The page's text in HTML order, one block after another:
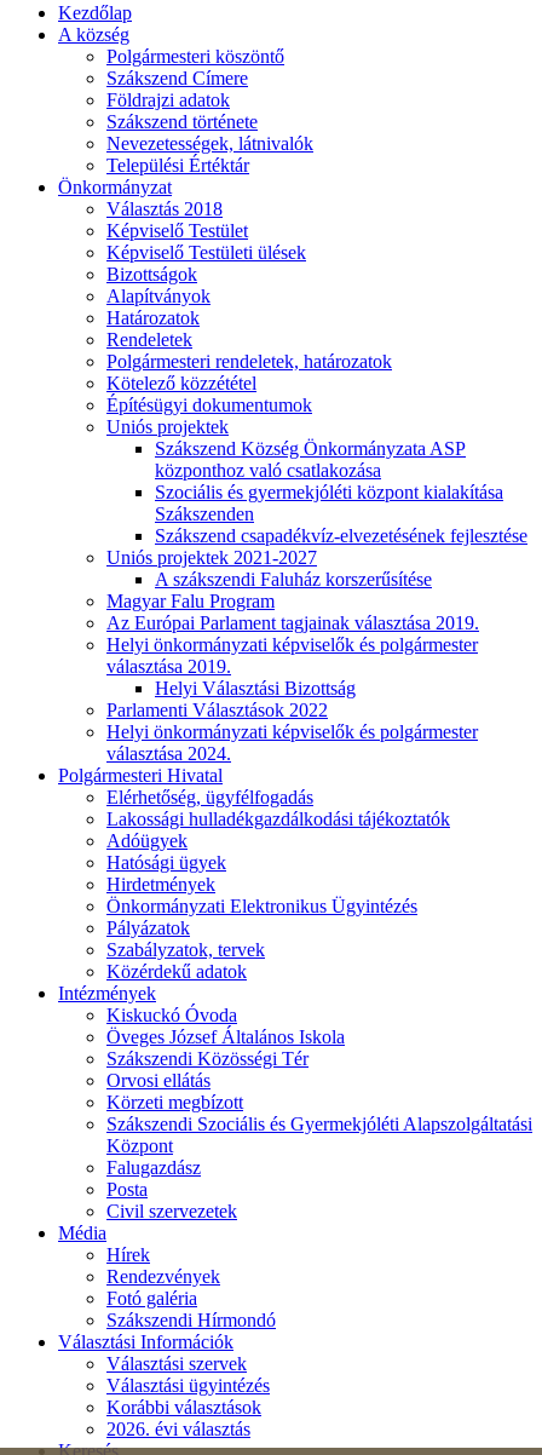
Kezdőlap
A község
Polgármesteri köszöntő
Szákszend Címere
Földrajzi adatok
Szákszend története
Nevezetességek, látnivalók
Települési Értéktár
Önkormányzat
Választás 2018
Képviselő Testület
Képviselő Testületi ülések
Bizottságok
Alapítványok
Határozatok
Rendeletek
Polgármesteri rendeletek, határozatok
Kötelező közzététel
Építésügyi dokumentumok
Uniós projektek
Szákszend Község Önkormányzata ASP
központhoz való csatlakozása
Szociális és gyermekjóléti központ kialakítása
Szákszenden
Szákszend csapadékvíz-elvezetésének fejlesztése
Uniós projektek 2021-2027
A szákszendi Faluház korszerűsítése
Magyar Falu Program
Az Európai Parlament tagjainak választása 2019.
Helyi önkormányzati képviselők és polgármester
választása 2019.
Helyi Választási Bizottság
Parlamenti Választások 2022
Helyi önkormányzati képviselők és polgármester
választása 2024.
Polgármesteri Hivatal
Elérhetőség, ügyfélfogadás
Lakossági hulladékgazdálkodási tájékoztatók
Adóügyek
Hatósági ügyek
Hirdetmények
Önkormányzati Elektronikus Ügyintézés
Pályázatok
Szabályzatok, tervek
Közérdekű adatok
Intézmények
Kiskuckó Óvoda
Öveges József Általános Iskola
Szákszendi Közösségi Tér
Orvosi ellátás
Körzeti megbízott
Szákszendi Szociális és Gyermekjóléti Alapszolgáltatási
Központ
Falugazdász
Posta
Civil szervezetek
Média
Hírek
Rendezvények
Fotó galéria
Szákszendi Hírmondó
Választási Információk
Választási szervek
Választási ügyintézés
Korábbi választások
2026. évi választás
Keresés